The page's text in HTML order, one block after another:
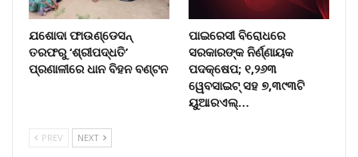
ଯଶୋଦା ଫାଉଣ୍ଡେସନ୍
ତରଫରୁ ‘ଶ୍ରୀପଦ୍ଧତି’
ପ୍ରଣାଳୀରେ ଧାନ ବିହନ ବଣ୍ଟନ
ପାଇରେସୀ ବିରୋଧରେ
ସରକାରଙ୍କ ନିର୍ଣ୍ଣାୟକ
ପଦକ୍ଷେପ; ୧,୨୬୩
ୱେବସାଇଟ୍ ସହ ୭,୩୯୩ଟି
ୟୁଆରଏଲ୍…
PREV NEXT